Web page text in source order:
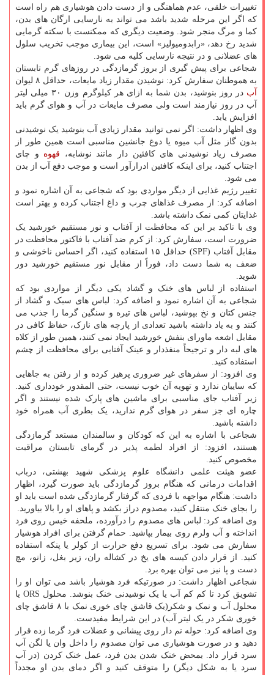
تغییرات خلقی، عدم هماهنگی و از دست دادن هوشیاری هم راه است
که اگر این مرحله شدید باشد می تواند به نارسایی ارگان های بدن،
کما و مرگ منجر شود. وضعیت دیگری که ممکنست با سکته گرمایی
شدید رخ دهد، «رابدومیولیز» است، این بیماری موجب تخریب سلول
های عضلانی و در نتیجه نارسایی کلیه می شود.
شجاعی برای پیش گیری از بروز گرمازدگی در روزهای گرم تابستان
به هموطنان سفارش کرد: نوشیدن مقدار زیاد مایعات، حداقل ۸ لیوان
آب
در روز بنوشید، بدن شما به ازای هر کیلوگرم وزن ۳۰ میلی لیتر
آب در روز نیازمند است ولی مصرف مایعات در آب و هوای گرم باید
افزایش یابد.
وی اظهار داشت: اگر نمی توانید مقدار زیادی آب بنوشید یک نوشیدنی
بدون گاز مثل آب میوه یا دوغ جانشین مناسبی است همین طور از
مصرف زیاد نوشیدنی های کافئین دار مانند نوشابه، قهوه و چای
اجتناب کنید، برای اینکه کافئین ادرارآور است و موجب دفع آب از بدن
می شود.
تغییر رژیم غذایی از دیگر مواردی بود که شجاعی به آن اشاره نمود و
اضافه کرد: از مصرف غذاهای چرب و داغ اجتناب کرده و بهتر است
غذایتان کمی نمک داشته باشد.
وی با تاکید بر این که محافظت از آفتاب و نور مستقیم خورشید یک
ضرورت است، سفارش کرد: از کرم ضد آفتاب با فاکتور محافظت در
مقابل آفتاب (SPF) حداقل ۱۵ استفاده کنید، اگر احساس ناخوشی و
ضعف به شما دست داد، فوراً از مقابل نور مستقیم خورشید دور
شوید.
استفاده از لباس های خنک و گشاد یکی دیگر از مواردی بود که
شجاعی به آن اشاره نمود و اضافه کرد: لباس های سبک و گشاد از
جنس کتان و نخ بپوشید، لباس های تیره و سنگین گرما را جذب می
کنند و به یاد داشته باشید تعدادی از پارچه های نازک، حفاظ کافی در
مقابل اشعه ماورای بنفش خورشید ایجاد نمی کنند، همین طور از کلاه
های لبه دار و ترجیحاً منفذدار و عینک آفتابی برای محافظت از چشم
استفاده کنید.
وی افزود: از سفرهای غیر ضروری پرهیز کرده و از رفتن به جاهایی
که سایبان ندارد و تهویه آن خوب نیست، حتی المقدور خودداری کنید.
زیر آفتاب جای مناسبی برای ماشین های پارک شده نیستند و اگر
چاره ای جز سفر در هوای گرم ندارید، یک بطری آب همراه خود
داشته باشید.
شجاعی با اشاره به این که کودکان و سالمندان مستعد گرمازدگی
هستند، افزود: از افراد لطمه پذیر در گرمای تابستان مراقبت
مخصوص کنید.
عضو هیئت علمی دانشگاه علوم پزشکی شهید بهشتی، درباب
اقدامات درمانی که هنگام بروز گرمازدگی باید صورت گیرد، اظهار
داشت: هنگام مواجهه با فردی که گرفتار گرمازدگی شده است باید او
را بجای خنک منتقل کنید، مصدوم دراز بکشد و پاهای او را بالا بیاورید.
وی اضافه کرد: لباس های مصدوم را درآورده، ملحفه خیس روی فرد
انداخته و آب ولرم روی بیمار بپاشید. حمام گرفتن برای افراد هوشیار
سفارش می شود. برای تسریع دفع حرارت از کولر یا پنکه استفاده
کنید. از قرار دادن کیسه های یخ در کشاله ران، زیر بغل، زانو، مچ
دست و پا نیز می توان بهره برد.
شجاعی اظهار داشت: در صورتیکه فرد هوشیار باشد می توان او را
تشویق کرد تا کم کم آب یا یک نوشیدنی خنک بنوشد. محلول ORS یا
محلول آب و نمک و شکر(یک قاشق چای خوری نمک با ۸ قاشق چای
خوری شکر در یک لیتر آب) در این شرایط مفیدست.
وی اضافه کرد: حوله نم دار روی پیشانی و عضلات فرد گرما زده قرار
دهید و در صورت هوشیاری می توان مصدوم را داخل وان یا لگن آب
سرد قرار داد. بمحض خنک شدن بدن فرد، عمل خنک کردن (در آب
سرد یا به شکل دیگر) را متوقف کنید و اگر دمای بدن او مجدداً